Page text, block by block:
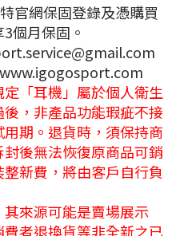
官網保固登錄及憑購買
個月保固。
「耳機」屬於個人衛生
，非產品功能瑕疵不接
期。退貨時，須保持商
後無法恢復原商品可銷
新費，將由客戶自行負
來源可能是賣場展示
者退換貨等非全新之已